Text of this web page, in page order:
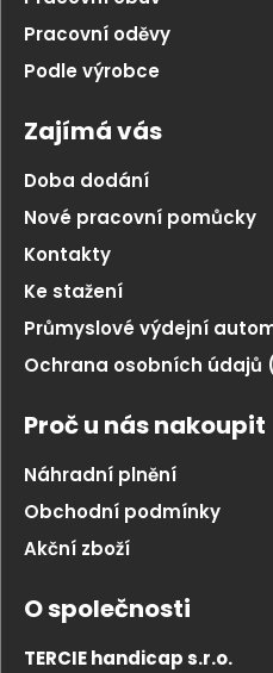
Pracovní oděvy
Podle výrobce
Zajímá vás
Doba dodání
Nové pracovní pomůcky
Kontakty
Ke stažení
Průmyslové výdejní
Ochrana osobních údajů
Proč u nás nakoupit
Náhradní plnění
Obchodní podmínky
Akční zboží
O společnosti
TERCIE handicap s.r.o.